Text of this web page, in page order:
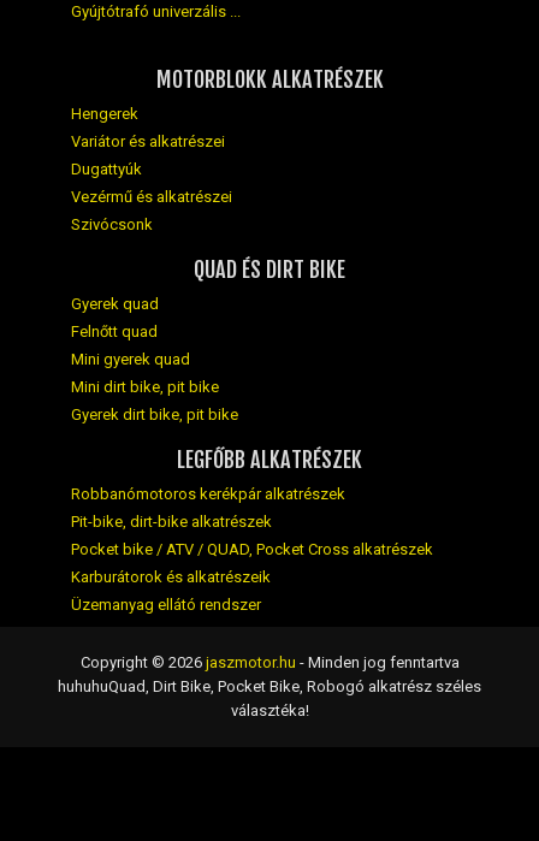
Gyújtótrafó univerzális ...
MOTORBLOKK ALKATRÉSZEK
Hengerek
Variátor és alkatrészei
Dugattyúk
Vezérmű és alkatrészei
Szivócsonk
QUAD ÉS DIRT BIKE
Gyerek quad
Felnőtt quad
Mini gyerek quad
Mini dirt bike, pit bike
Gyerek dirt bike, pit bike
LEGFŐBB ALKATRÉSZEK
Robbanómotoros kerékpár alkatrészek
Pit-bike, dirt-bike alkatrészek
Pocket bike / ATV / QUAD, Pocket Cross alkatrészek
Karburátorok és alkatrészeik
Üzemanyag ellátó rendszer
Copyright © 2026 jaszmotor.hu - Minden jog fenntartva
huhuhuQuad, Dirt Bike, Pocket Bike, Robogó alkatrész széles
választéka!